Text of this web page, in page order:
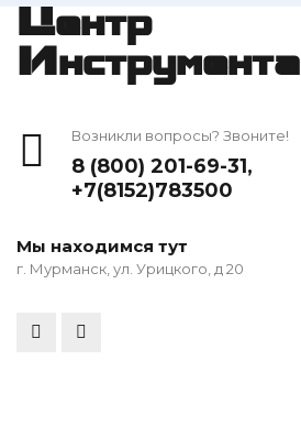
Центр
Инструмента
Возникли вопросы? Звоните!
8 (800) 201-69-31,
+7(8152)783500
Мы находимся тут
г. Мурманск, ул. Урицкого, д 20